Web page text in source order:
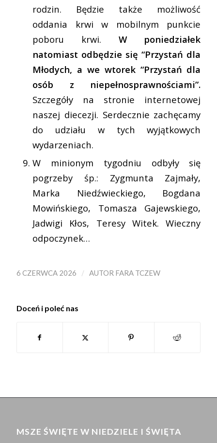
rodzin. Będzie także możliwość
oddania krwi w mobilnym punkcie
poboru krwi. W poniedziałek
natomiast odbędzie się “Przystań dla
Młodych, a we wtorek “Przystań dla
osób z niepełnosprawnościami”.
Szczegóły na stronie internetowej
naszej diecezji. Serdecznie zachęcamy
do udziału w tych wyjątkowych
wydarzeniach.
W minionym tygodniu odbyły się
pogrzeby śp.: Zygmunta Zajmały,
Marka Niedźwieckiego, Bogdana
Mowińskiego, Tomasza Gajewskiego,
Jadwigi Kłos, Teresy Witek. Wieczny
odpoczynek…
6 CZERWCA 2026 / AUTOR FARA TCZEW
Doceń i poleć nas
MSZE ŚWIĘTE W NIEDZIELE I ŚWIĘTA